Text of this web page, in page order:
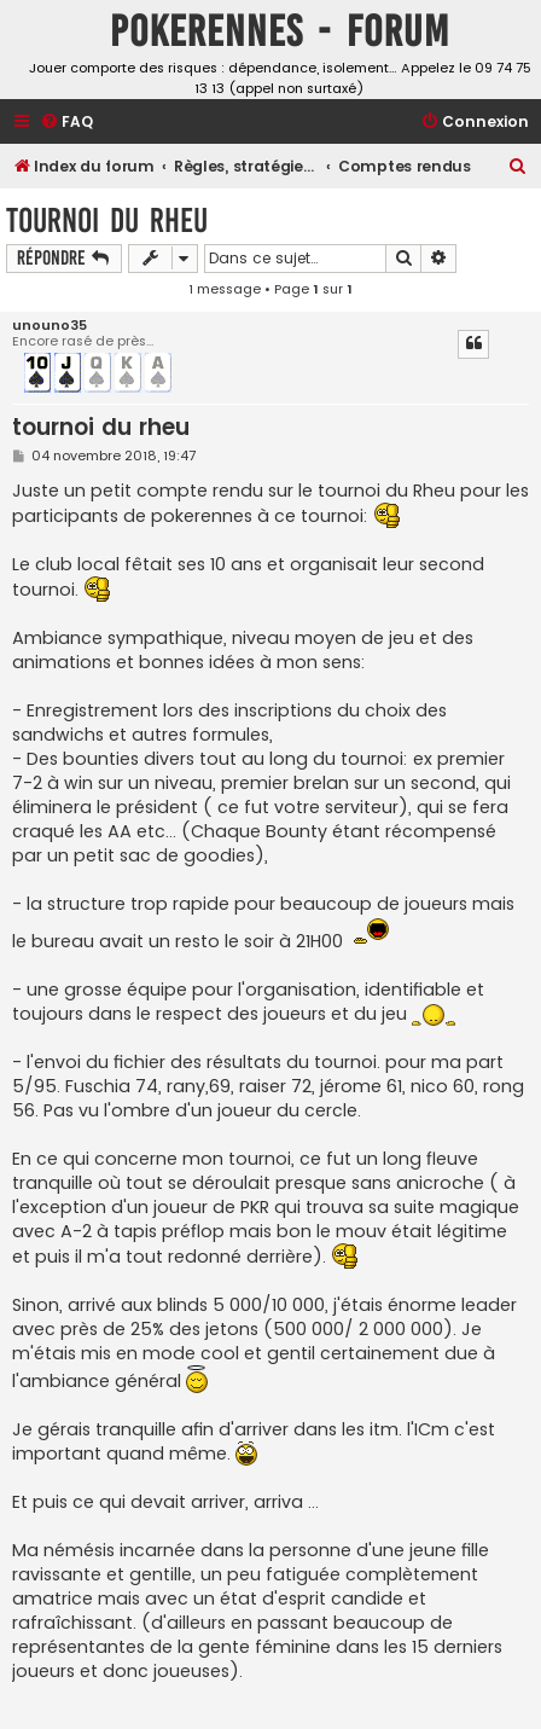
Pokerennes - Forum
Jouer comporte des risques : dépendance, isolement… Appelez le 09 74 75
13 13 (appel non surtaxé)
FAQ Connexion
Index du forum Règles, stratégies, théories... Comptes rendus
tournoi du rheu
Répondre Rechercher
1 message • Page1 sur1
unouno35
Encore rasé de près...
tournoi du rheu
M
s
s
a
04 novembre 2018, 19:47
Juste un petit compte rendu sur le tournoi du Rheu pour les
participants de pokerennes à ce tournoi:
Le club local fêtait ses 10 ans et organisait leur second
tournoi.
Ambiance sympathique, niveau moyen de jeu et des
animations et bonnes idées à mon sens:
- Enregistrement lors des inscriptions du choix des
sandwichs et autres formules,
- Des bounties divers tout au long du tournoi: ex premier
7-2 à win sur un niveau, premier brelan sur un second, qui
éliminera le président ( ce fut votre serviteur), qui se fera
craqué les AA etc... (Chaque Bounty étant récompensé
par un petit sac de goodies),
- la structure trop rapide pour beaucoup de joueurs mais
le bureau avait un resto le soir à 21H00
- une grosse équipe pour l'organisation, identifiable et
toujours dans le respect des joueurs et du jeu
- l'envoi du fichier des résultats du tournoi. pour ma part
5/95. Fuschia 74, rany,69, raiser 72, jérome 61, nico 60, rong
56. Pas vu l'ombre d'un joueur du cercle.
En ce qui concerne mon tournoi, ce fut un long fleuve
tranquille où tout se déroulait presque sans anicroche ( à
l'exception d'un joueur de PKR qui trouva sa suite magique
avec A-2 à tapis préflop mais bon le mouv était légitime
et puis il m'a tout redonné derrière).
Sinon, arrivé aux blinds 5 000/10 000, j'étais énorme leader
avec près de 25% des jetons (500 000/ 2 000 000). Je
m'étais mis en mode cool et gentil certainement due à
l'ambiance général
Je gérais tranquille afin d'arriver dans les itm. l'ICm c'est
important quand même.
Et puis ce qui devait arriver, arriva …
Ma némésis incarnée dans la personne d'une jeune fille
ravissante et gentille, un peu fatiguée complètement
amatrice mais avec un état d'esprit candide et
rafraîchissant. (d'ailleurs en passant beaucoup de
représentantes de la gente féminine dans les 15 derniers
joueurs et donc joueuses).